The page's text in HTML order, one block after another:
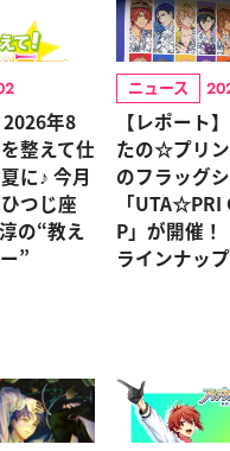
2026年8
整えて仕
に♪ 今月
つじ座
の“教え
”
ニュース
【レポート
たの☆プリン
のフラッグ
「UTA☆PRI
P」が開催
ラインナッ